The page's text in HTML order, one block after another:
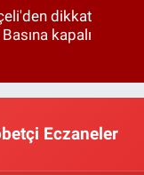
dikkat
kapalı
Eczaneler